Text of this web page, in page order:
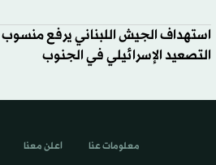
استهداف الجيش اللبناني يرفع منسوب
التصعيد الإسرائيلي في الجنوب
معلومات عنا اعلن معنا